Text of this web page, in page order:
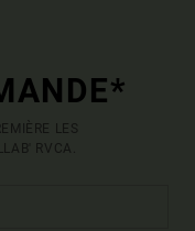
LES
RVCA.